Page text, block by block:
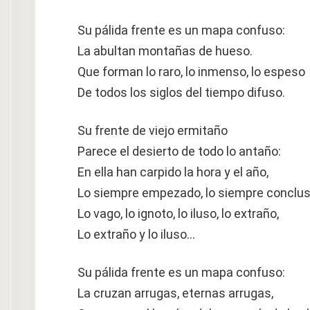
Su pálida frente es un mapa confuso:
La abultan montañas de hueso.
Que forman lo raro, lo inmenso, lo espeso
De todos los siglos del tiempo difuso.
Su frente de viejo ermitaño
Parece el desierto de todo lo antaño:
En ella han carpido la hora y el año,
Lo siempre empezado, lo siempre
Lo vago, lo ignoto, lo iluso, lo extraño,
Lo extraño y lo iluso…
Su pálida frente es un mapa confuso:
La cruzan arrugas, eternas arrugas,